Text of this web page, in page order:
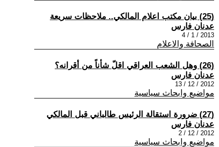
(25) بيان مكتب اعلام المالكي.. ملاحظات سريعة
عدنان فارس
2013 / 1 / 4
الصحافة والاعلام
(26) وهل الشعب العراقي اقلّ شأناً من أقرانه؟
عدنان فارس
2012 / 12 / 13
مواضيع وابحاث سياسية
(27) ضرورة استقالة الرئيس طالباني قبل المالكي
عدنان فارس
2012 / 12 / 2
مواضيع وابحاث سياسية